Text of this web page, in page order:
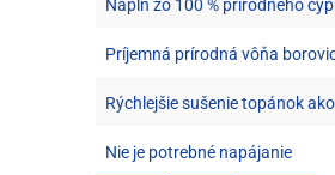
Náplň zo 100 % prírodného
Príjemná prírodná vôňa
Rýchlejšie sušenie topánok
Nie je potrebné napájanie